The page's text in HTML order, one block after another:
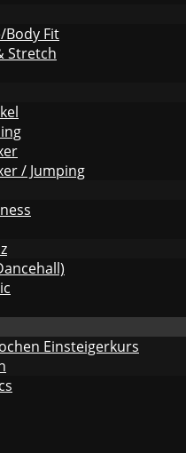
Body Fit
Stretch
/ Jumping
Einsteigerkurs